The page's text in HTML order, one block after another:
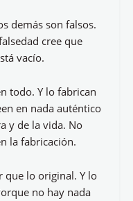
demás son falsos.
cree que
vacío.
todo. Y lo fabrican
en nada auténtico
y de la vida. No
la fabricación.
que lo original. Y lo
no hay nada